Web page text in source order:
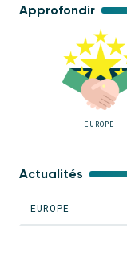
Approfondir
EUROPE
Actualités
EUROPE